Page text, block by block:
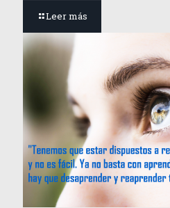
Leer más